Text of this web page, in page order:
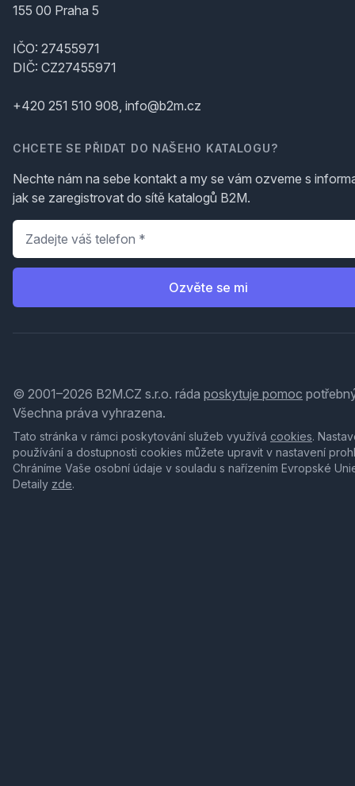
155 00 Praha 5
IČO: 27455971
DIČ: CZ27455971
+420 251 510 908, info@b2m.cz
CHCETE SE PŘIDAT DO NAŠEHO KATALOGU?
Nechte nám na sebe kontakt a my se vám ozveme s
jak se zaregistrovat do sítě katalogů B2M.
Telefon
Ozvěte se mi
© 2001–2026 B2M.CZ s.r.o. ráda poskytuje pomoc
Všechna práva vyhrazena.
Tato stránka v rámci poskytování služeb využívá cookies.
používání a dostupnosti cookies můžete upravit v nastavení
Chráníme Vaše osobní údaje v souladu s nařízením Evropské
Detaily zde.